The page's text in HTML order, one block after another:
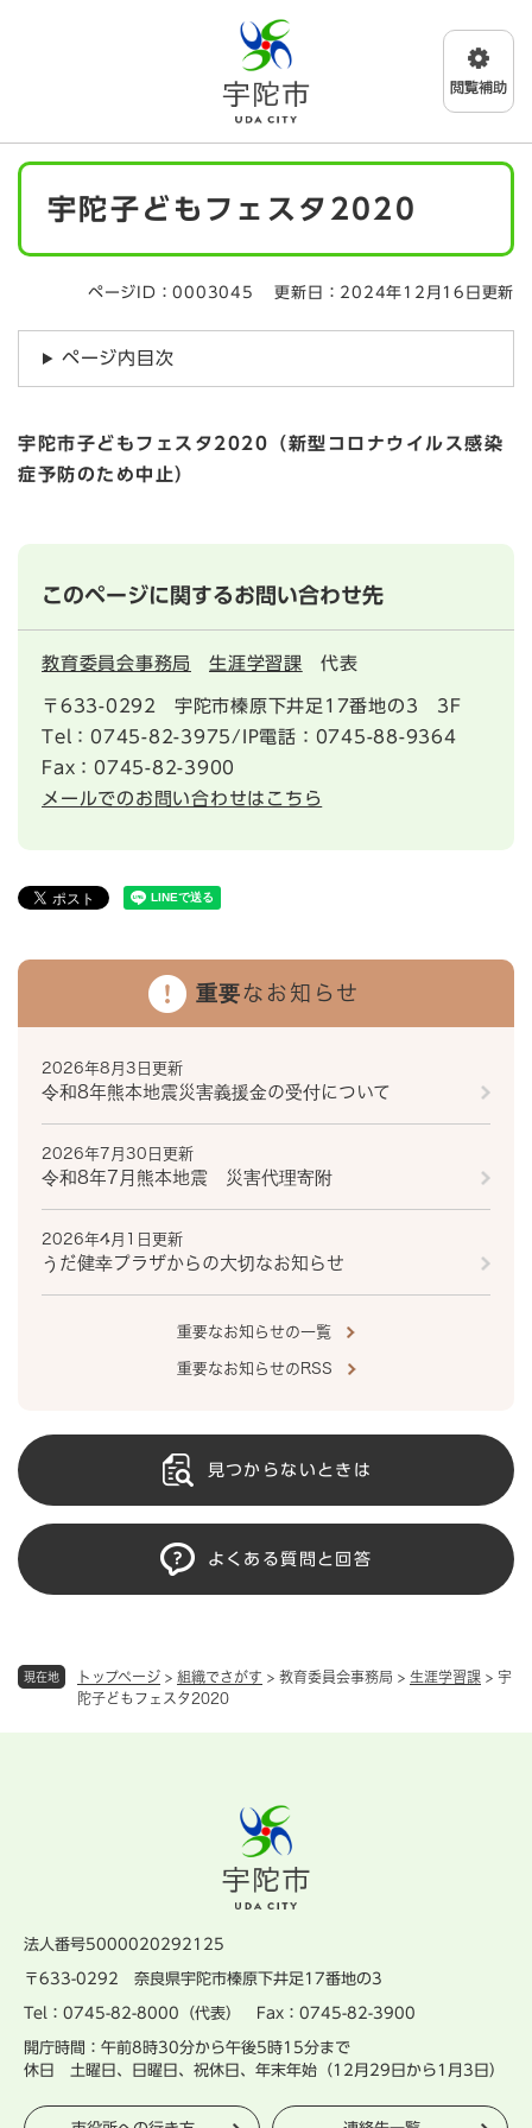
メニューを飛ばして本文へ
現在地 トップページ > 組織でさがす > 教育委員会事務局 > 生涯学習課 > 宇
陀子どもフェスタ2020
本
宇陀子どもフェスタ2020
ページID：0003045 更新日：2024年12月16日更新
ページ内目次
宇陀市子どもフェスタ2020（新型コロナウイルス感染
症予防のため中止）
このページに関するお問い合わせ先
教育委員会事務局 生涯学習課 代表
〒633-0292
宇陀市榛原下井足17番地の3 3F
Tel：0745-82-3975/IP電話：0745-88-9364
Fax：0745-82-3900
メールでのお問い合わせはこちら
重要なお知らせ
2026年8月3日更新
令和8年熊本地震災害義援金の受付について
2026年7月30日更新
令和8年7月熊本地震 災害代理寄附
2026年4月1日更新
うだ健幸プラザからの大切なお知らせ
重要なお知らせの一覧
重要なお知らせのRSS
見つからないときは
よくある質問と回答
法人番号5000020292125
〒633-0292 奈良県宇陀市榛原下井足17番地の3
Tel：0745-82-8000（代表） Fax：0745-82-3900
開庁時間：午前8時30分から午後5時15分まで
休日 土曜日、日曜日、祝休日、年末年始（12月29日から1月3日）